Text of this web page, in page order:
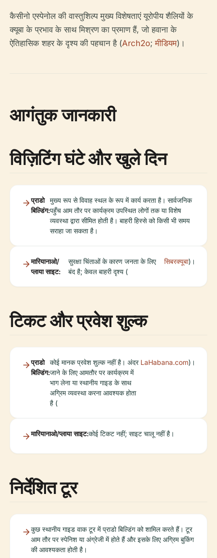
कैसीनो एस्पेनोल की वास्तुशिल्प मुख्य विशेषताएं यूरोपीय शैलियों के
क्यूबा के प्रभाव के साथ मिश्रण का प्रमाण हैं, जो हवाना के
ऐतिहासिक शहर के दृश्य की पहचान है (Arch2o;मीडियम)।
आगंतुक जानकारी
विज़िटिंग घंटे और खुले दिन
प्राडो
बिल्डिंग:
मुख्य रूप से विवाह स्थल के रूप में कार्य करता है। सार्वजनिक
पहुँच आम तौर पर कार्यक्रम उपस्थित लोगों तक या विशेष
व्यवस्था द्वारा सीमित होती है। बाहरी हिस्से को किसी भी समय
सराहा जा सकता है।
मारियानाओ/
प्लाया साइट:
सुरक्षा चिंताओं के कारण जनता के लिए
बंद है; केवल बाहरी दृश्य (
सिबरक्यूबा)।
टिकट और प्रवेश शुल्क
प्राडो
बिल्डिंग:
कोई मानक प्रवेश शुल्क नहीं है। अंदर
जाने के लिए आमतौर पर कार्यक्रम में
भाग लेना या स्थानीय गाइड के साथ
अग्रिम व्यवस्था करना आवश्यक होता
है (
LaHabana.com)।
मारियानाओ/प्लाया साइट:कोई टिकट नहीं; साइट चालू नहीं है।
निर्देशित टूर
कुछ स्थानीय गाइड वाक टूर में प्राडो बिल्डिंग को शामिल करते हैं। टूर
आम तौर पर स्पेनिश या अंग्रेजी में होते हैं और इसके लिए अग्रिम बुकिंग
की आवश्यकता होती है।